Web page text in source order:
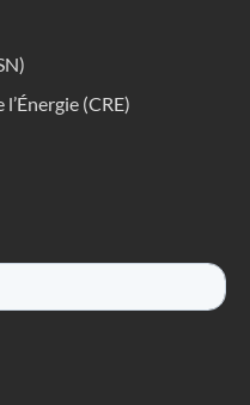
(CRE)